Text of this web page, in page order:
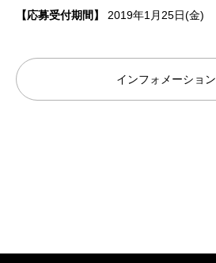
【応募受付期間】 2019年1月25日(金)
インフォメーショ